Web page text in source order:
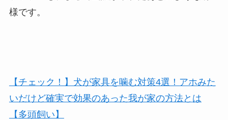
様です。
【チェック！】犬が家具を噛む対策4選！アホみた
いだけど確実で効果のあった我が家の方法とは
【多頭飼い】